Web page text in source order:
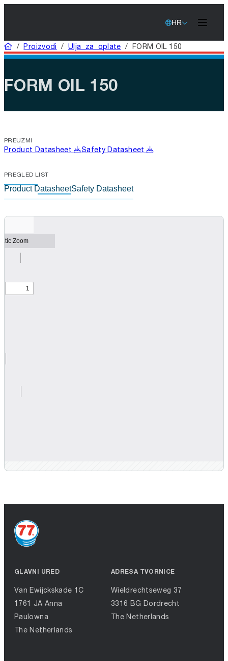
HR
Home
/Proizvodi / Ulja za oplate / FORM OIL 150
FORM OIL 150
PREUZMI
Product Datasheet Safety Datasheet
PREGLED LIST
Product DatasheetSafety Datasheet
GLAVNI URED
Van Ewijckskade 1C
1761 JA Anna
Paulowna
The Netherlands
ADRESA TVORNICE
Wieldrechtseweg 37
3316 BG Dordrecht
The Netherlands